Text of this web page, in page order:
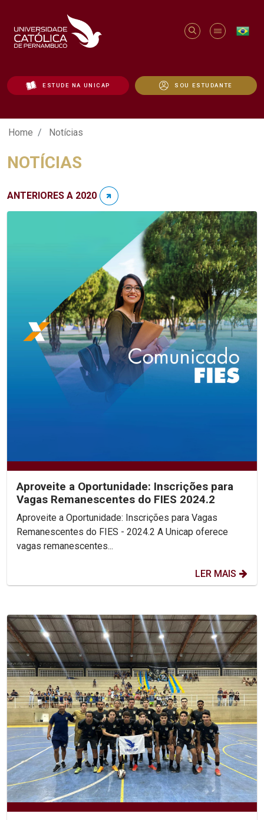
ESTUDE NA UNICAP SOU ESTUDANTE
Notícias - Unicap
Home Notícias
NOTÍCIAS
ANTERIORES A 2020
Aproveite a Oportunidade: Inscrições para
Vagas Remanescentes do FIES 2024.2
Aproveite a Oportunidade: Inscrições para Vagas
Remanescentes do FIES - 2024.2 A Unicap oferece
vagas remanescentes...
LER MAIS